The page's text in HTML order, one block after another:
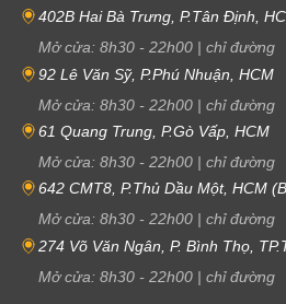
402B Hai Bà Trưng, P.Tân Định,
Mở cửa: 8h30 - 22h00 | chỉ đường
92 Lê Văn Sỹ, P.Phú Nhuận, HCM
Mở cửa: 8h30 - 22h00 | chỉ đường
61 Quang Trung, P.Gò Vấp, HCM
Mở cửa: 8h30 - 22h00 | chỉ đường
642 CMT8, P.Thủ Dầu Một, HCM
Mở cửa: 8h30 - 22h00 | chỉ đường
274 Võ Văn Ngân, P. Bình Thọ,
Mở cửa: 8h30 - 22h00 | chỉ đường